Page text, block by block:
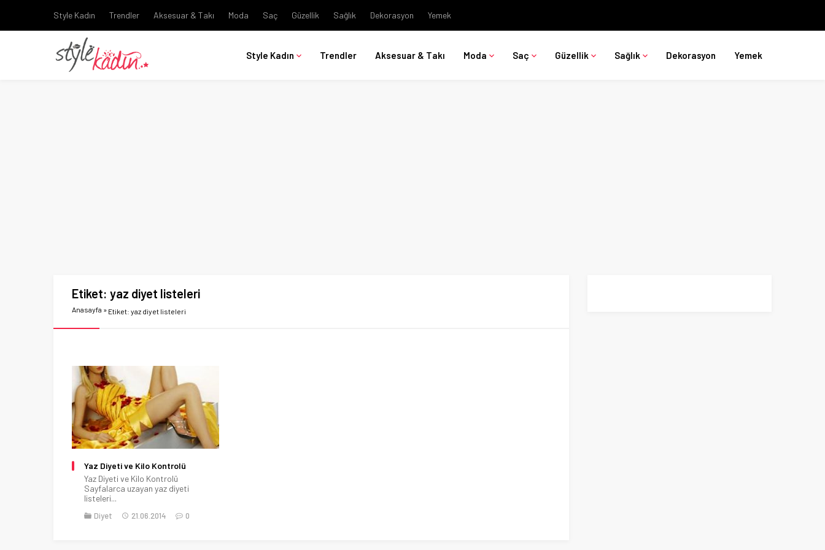
Style Kadın Trendler Aksesuar & Takı Moda Saç Güzellik Sağlık Dekorasyon Yemek
Style Kadın Trendler Aksesuar & Takı Moda Saç Güzellik Sağlık Dekorasyon Yemek
Etiket: yaz diyet listeleri
Anasayfa » Etiket: yaz diyet listeleri
Yaz Diyeti ve Kilo Kontrolü
Yaz Diyeti ve Kilo Kontrolü
Sayfalarca uzayan yaz diyeti
listeleri...
Diyet 21.06.2014 0